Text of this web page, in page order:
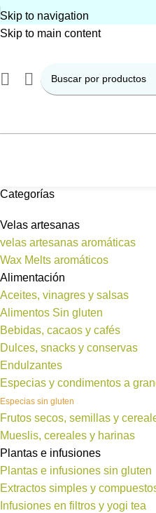
Skip to navigation
Skip to main content
Categorías
Velas artesanas
velas artesanas aromáticas
Wax Melts aromáticos
Alimentación
Aceites, vinagres y salsas
Alimentos Sin gluten
Bebidas, cacaos y cafés
Dulces, snacks y conservas
Endulzantes
Especias y condimentos a
Especias sin gluten
Frutos secos, semillas y
Mueslis, cereales y harinas
Plantas e infusiones
Plantas e infusiones sin gluten
Extractos simples y
Infusiones en filtros y yogi tea